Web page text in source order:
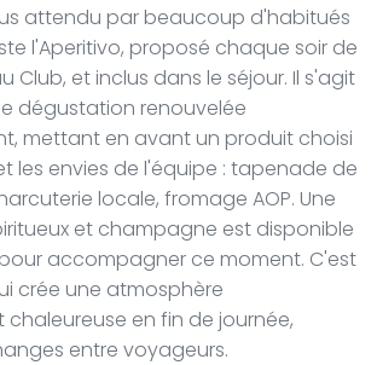
attendu par beaucoup d'habitués
l'Aperitivo, proposé chaque soir de
Club, et inclus dans le séjour. Il s'agit
dégustation renouvelée
mettant en avant un produit choisi
les envies de l'équipe : tapenade de
locale, fromage AOP. Une
et champagne est disponible
accompagner ce moment. C'est
crée une atmosphère
en fin de journée,
entre voyageurs.